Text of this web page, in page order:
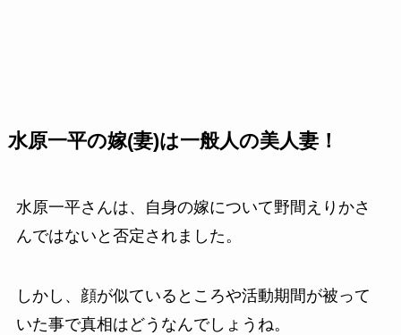
水原一平の嫁(妻)は一般人の美人妻！
水原一平さんは、自身の嫁について野間えりかさ
んではないと否定されました。
しかし、顔が似ているところや活動期間が被って
いた事で真相はどうなんでしょうね。